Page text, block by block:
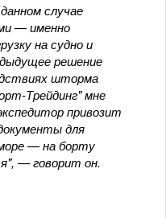
случае
— именно
на судно и
решение
шторма
Трейдинг" мне
привозит
для
— на борту
— говорит он.